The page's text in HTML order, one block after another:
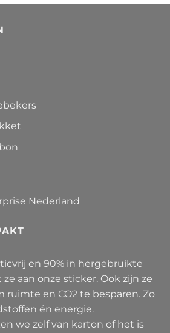
Nederland
en 90% in hergebruikte
aan onze sticker. Ook zijn ze
ruimte en CO2 te besparen. Zo
én energie.
we zelf van karton of het is